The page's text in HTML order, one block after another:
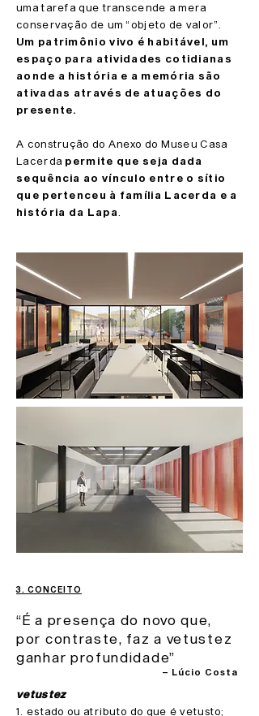
uma tarefa que transcende a mera
conservação de um “objeto de valor”.
Um patrimônio vivo é habitável, um
espaço para atividades cotidianas
aonde a história e a memória são
ativadas através de atuações do
presente.
A construção do Anexo do Museu Casa
Lacerda permite que seja dada
sequência ao vínculo entre o sítio
que pertenceu à família Lacerda e a
história da Lapa
3. CONCEITO
“É a presença do novo que,
por contraste, faz a vetustez
ganhar profundidade”
– Lúcio Costa
vetustez
1. estado ou atributo do que é vetusto;